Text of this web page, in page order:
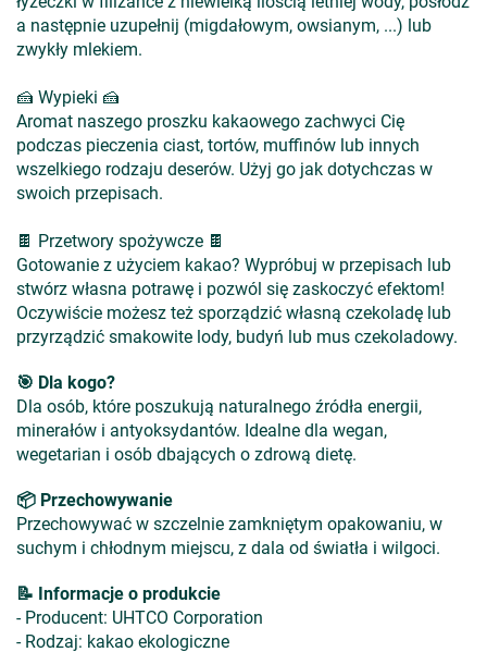
a następnie uzupełnij (migdałowym, owsianym, ...) lub
zwykły mlekiem.
🍰 Wypieki 🍰
Aromat naszego proszku kakaowego zachwyci Cię
podczas pieczenia ciast, tortów, muffinów lub innych
wszelkiego rodzaju deserów. Użyj go jak dotychczas w
swoich przepisach.
🍫 Przetwory spożywcze 🍫
Gotowanie z użyciem kakao? Wypróbuj w przepisach lub
stwórz własna potrawę i pozwól się zaskoczyć efektom!
Oczywiście możesz też sporządzić własną czekoladę lub
przyrządzić smakowite lody, budyń lub mus czekoladowy.
🎯 Dla kogo?
Dla osób, które poszukują naturalnego źródła energii,
minerałów i antyoksydantów. Idealne dla wegan,
wegetarian i osób dbających o zdrową dietę.
📦 Przechowywanie
Przechowywać w szczelnie zamkniętym opakowaniu, w
suchym i chłodnym miejscu, z dala od światła i wilgoci.
📝 Informacje o produkcie
- Producent: UHTCO Corporation
- Rodzaj: kakao ekologiczne